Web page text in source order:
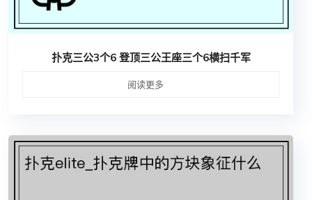
扑克三公3个6 登顶三公王座三个6横扫千军
阅读更多